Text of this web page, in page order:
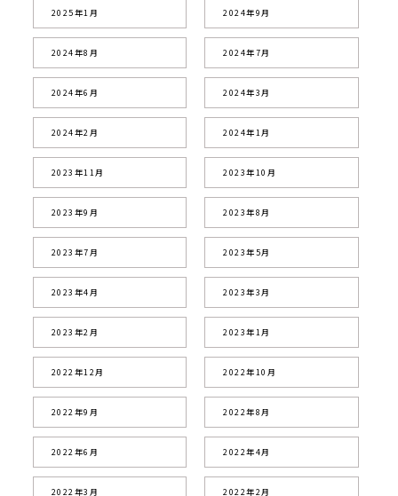
2025年1月 2024年9月
2024年8月 2024年7月
2024年6月 2024年3月
2024年2月 2024年1月
2023年11月 2023年10月
2023年9月 2023年8月
2023年7月 2023年5月
2023年4月 2023年3月
2023年2月 2023年1月
2022年12月 2022年10月
2022年9月 2022年8月
2022年6月 2022年4月
2022年3月 2022年2月